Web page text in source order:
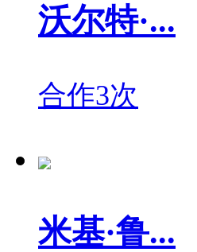
沃尔特·...
合作3次
米基·鲁...